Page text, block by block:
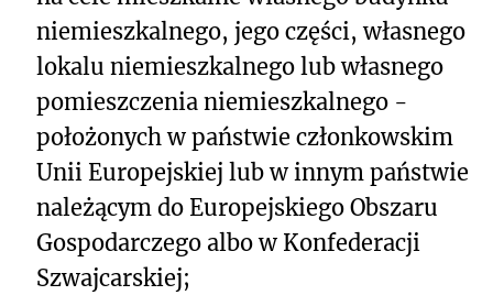
niemieszkalnego, jego części, własnego
lokalu niemieszkalnego lub własnego
pomieszczenia niemieszkalnego -
położonych w państwie członkowskim
Unii Europejskiej lub w innym państwie
należącym do Europejskiego Obszaru
Gospodarczego albo w Konfederacji
Szwajcarskiej;